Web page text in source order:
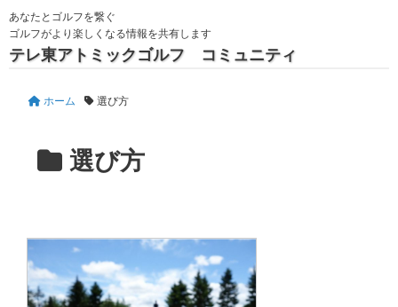
あなたとゴルフを繋ぐ
ゴルフがより楽しくなる情報を共有します
テレ東アトミックゴルフ コミュニティ
ホーム 選び方
選び方